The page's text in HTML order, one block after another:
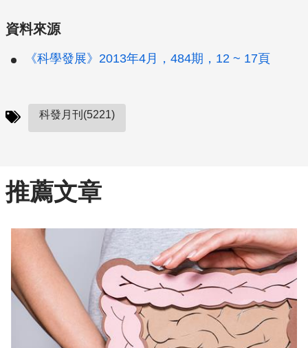
資料來源
《科學發展》2013年4月，484期，12 ~ 17頁
科發月刊(5221)
推薦文章